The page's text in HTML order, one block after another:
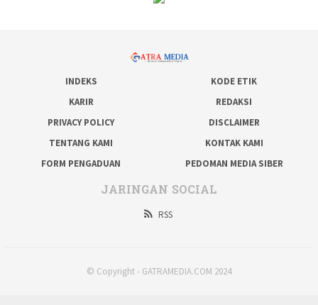
INDEKS
KODE ETIK
KARIR
REDAKSI
PRIVACY POLICY
DISCLAIMER
TENTANG KAMI
KONTAK KAMI
FORM PENGADUAN
PEDOMAN MEDIA SIBER
JARINGAN SOCIAL
RSS
© Copyright - GATRAMEDIA.COM 2024